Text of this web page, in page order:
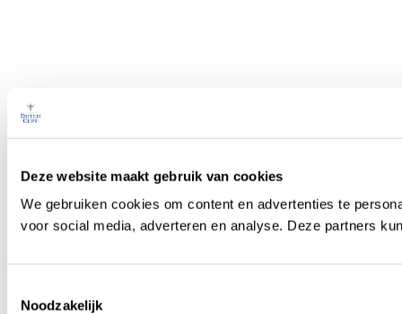
Deze website maakt gebruik van cookies
We gebruiken cookies om content en advertenties te
voor social media, adverteren en analyse. Deze partners
Noodzakelijk